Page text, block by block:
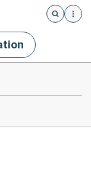
Öffnet